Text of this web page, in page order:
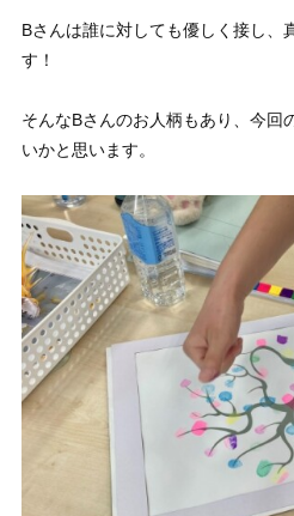
Bさんは誰に対しても優しく接し、
す！
そんなBさんのお人柄もあり、今回
いかと思います。